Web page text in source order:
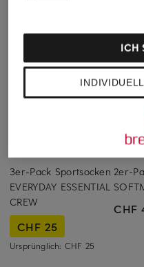
3er-Pack Sportsocken
EVERYDAY ESSENTIAL
CREW
CHF 25
Ursprünglich: CHF 25
2er-
CHF
ICH